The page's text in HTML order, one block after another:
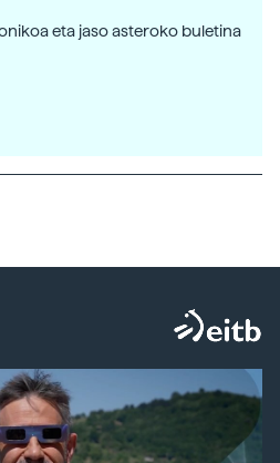
eta jaso asteroko buletina